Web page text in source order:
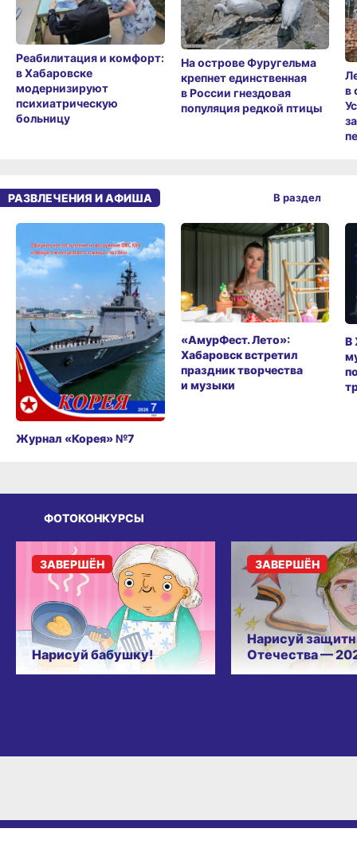
Реабилитация и комфорт:
в Хабаровске
модернизируют
психиатрическую
больницу
На острове Фуругельма
крепнет единственная
в России гнездовая
популяция редкой птицы
в
РАЗВЛЕЧЕНИЯ И АФИША
Журнал «Корея» №7
«АмурФест. Лето»:
Хабаровск встретил
праздник творчества
и музыки
В
В раздел
ФОТОКОНКУРСЫ
Нарисуй бабушку!
ЗАВЕРШЁН
Нарисуй
Отечества —
ЗАВЕРШЁН